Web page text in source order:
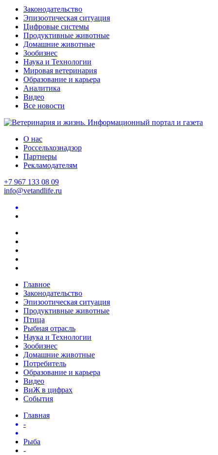
Законодательство
Эпизоотическая ситуация
Цифровые системы
Продуктивные животные
Домашние животные
Зообизнес
Наука и Технологии
Мировая ветеринария
Образование и карьера
Аналитика
Видео
Все новости
О нас
Россельхознадзор
Партнеры
Рекламодателям
+7 967 133 08 09
info@vetandlife.ru
Главное
Законодательство
Эпизоотическая ситуация
Продуктивные животные
Птица
Рыбная отрасль
Наука и Технологии
Зообизнес
Домашние животные
Потребитель
Образование и карьера
Видео
ВиЖ в цифрах
События
Главная
-
Рыба
-